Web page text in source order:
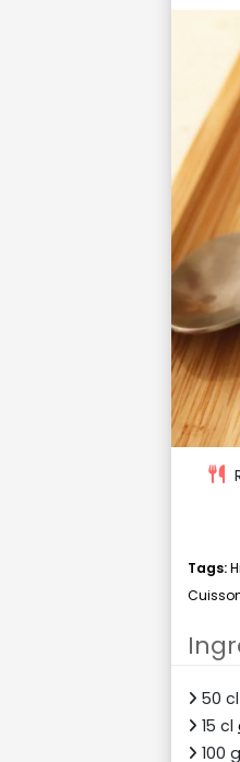
Tags:
50 cl
15 cl
100 g